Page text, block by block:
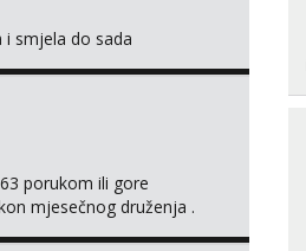
smjela do sada
porukom ili gore
mjesečnog druženja .